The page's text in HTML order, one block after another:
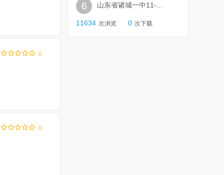
0
0
6 山东省诸城一中11-...
11634 次浏览 0 次下载